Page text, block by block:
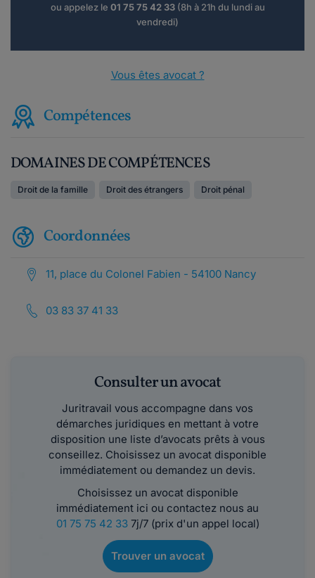
ou appelez le 01 75 75 42 33(8h à 21h du lundi au
vendredi)
Vous êtes avocat ?
Compétences
DOMAINES DE COMPÉTENCES
Droit de la famille Droit des étrangers Droit pénal
Coordonnées
11, place du Colonel Fabien - 54100 Nancy
03 83 37 41 33
Consulter un avocat
Juritravail vous accompagne dans vos
démarches juridiques en mettant à votre
disposition une liste d’avocats prêts à vous
conseillez. Choisissez un avocat disponible
immédiatement ou demandez un devis.
Choisissez un avocat disponible
immédiatement ici ou contactez nous au
01 75 75 42 337j/7 (prix d'un appel local)
Trouver un avocat